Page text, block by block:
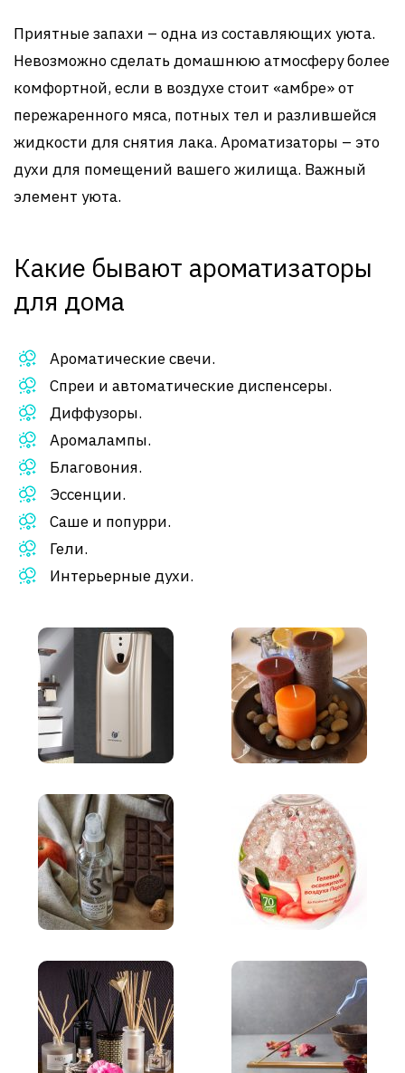
Приятные запахи – одна из составляющих уюта.
Невозможно сделать домашнюю атмосферу более
комфортной, если в воздухе стоит «амбре» от
пережаренного мяса, потных тел и разлившейся
жидкости для снятия лака. Ароматизаторы – это
духи для помещений вашего жилища. Важный
элемент уюта.
Какие бывают ароматизаторы
для дома
Ароматические свечи.
Спреи и автоматические диспенсеры.
Диффузоры.
Аромалампы.
Благовония.
Эссенции.
Саше и попурри.
Гели.
Интерьерные духи.